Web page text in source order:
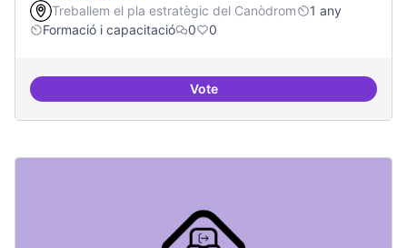
Treballem el pla estratègic del Canòdrom
1 any
Formació i capacitació
0 0
VoteFormacions en la